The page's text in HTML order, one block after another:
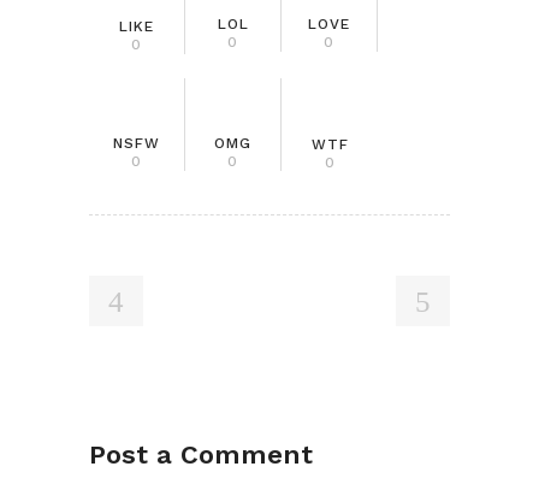
LIKE
0
LOL
0
LOVE
0
NSFW
0
OMG
0
WTF
0
Post a Comment